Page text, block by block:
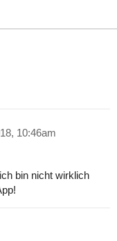
10:46am
bin nicht wirklich